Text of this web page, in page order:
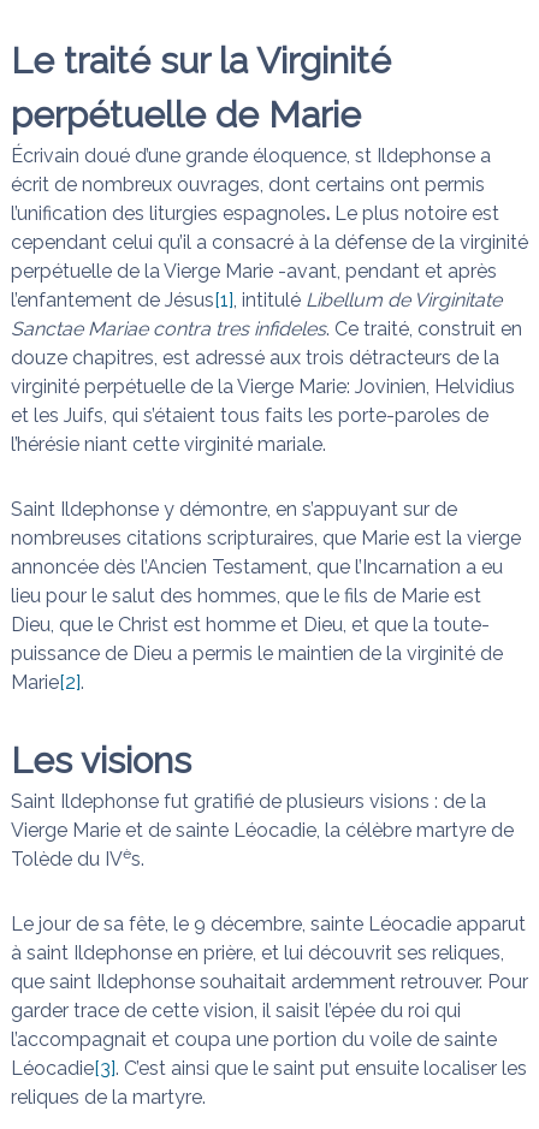
Le traité sur la Virginité
perpétuelle de Marie
Écrivain doué d’une grande éloquence, st Ildephonse a
écrit de nombreux ouvrages, dont certains ont permis
l’unification des liturgies espagnoles. Le plus notoire est
cependant celui qu’il a consacré à la défense de la virginité
perpétuelle de la Vierge Marie -avant, pendant et après
l’enfantement de Jésus[1], intitulé Libellum de Virginitate
Sanctae Mariae contra tres infideles. Ce traité, construit en
douze chapitres, est adressé aux trois détracteurs de la
virginité perpétuelle de la Vierge Marie: Jovinien, Helvidius
et les Juifs, qui s’étaient tous faits les porte-paroles de
l’hérésie niant cette virginité mariale.
Saint Ildephonse y démontre, en s’appuyant sur de
nombreuses citations scripturaires, que Marie est la vierge
annoncée dès l’Ancien Testament, que l’Incarnation a eu
lieu pour le salut des hommes, que le fils de Marie est
Dieu, que le Christ est homme et Dieu, et que la toute-
puissance de Dieu a permis le maintien de la virginité de
Marie[2].
Les visions
Saint Ildephonse fut gratifié de plusieurs visions : de la
Vierge Marie et de sainte Léocadie, la célèbre martyre de
Tolède du IVès.
Le jour de sa fête, le 9 décembre, sainte Léocadie apparut
à saint Ildephonse en prière, et lui découvrit ses reliques,
que saint Ildephonse souhaitait ardemment retrouver. Pour
garder trace de cette vision, il saisit l’épée du roi qui
l’accompagnait et coupa une portion du voile de sainte
Léocadie[3]. C’est ainsi que le saint put ensuite localiser les
reliques de la martyre.